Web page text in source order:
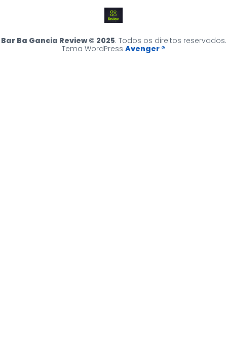
Bar Ba Gancia Review © 2025. Todos os direitos reservados.
Tema WordPress Avenger ®